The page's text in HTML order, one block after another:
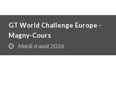
GT World Challenge Europe -
Magny-Cours
Mardi 4 août 2026